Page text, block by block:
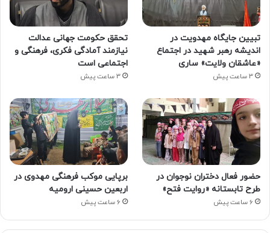
تبیین جایگاه مهدویت در
اندیشه رهبر شهید در اجتماع
«عاشقان ولایت» ساری
3 ساعت پیش
تحقق حکومت جهانی عدالت
نیازمند آمادگی فکری، فرهنگی و
اجتماعی است
3 ساعت پیش
حضور فعال دختران نوجوان در
طرح تابستانه «روایت فتح»
6 ساعت پیش
برپایی موکب فرهنگی مهدوی در
اربعین حسینی ارومیه
6 ساعت پیش